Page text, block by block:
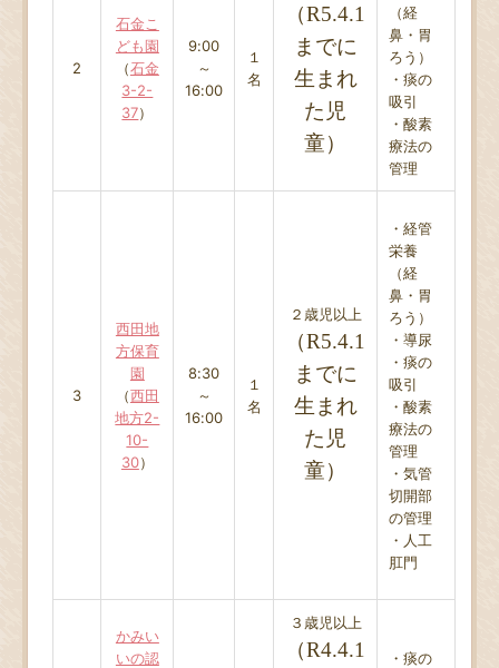
2
石金こ
ども園
（石金
3-2-
37）
9:00
～
16:00
１
名
（R5.4.1
までに
生まれ
た児
童）
（経
鼻・胃
ろう）
・痰の
吸引
・酸素
療法の
管理
3
西田地
方保育
園
（西田
地方2-
10-
30）
8:30
～
16:00
１
名
２歳児以上
（R5.4.1
までに
生まれ
た児
童）
・経管
栄養
（経
鼻・胃
ろう）
・導尿
・痰の
吸引
・酸素
療法の
管理
・気管
切開部
の管理
・人工
肛門
かみい
いの認
３歳児以上
（R4.4.1
・痰の